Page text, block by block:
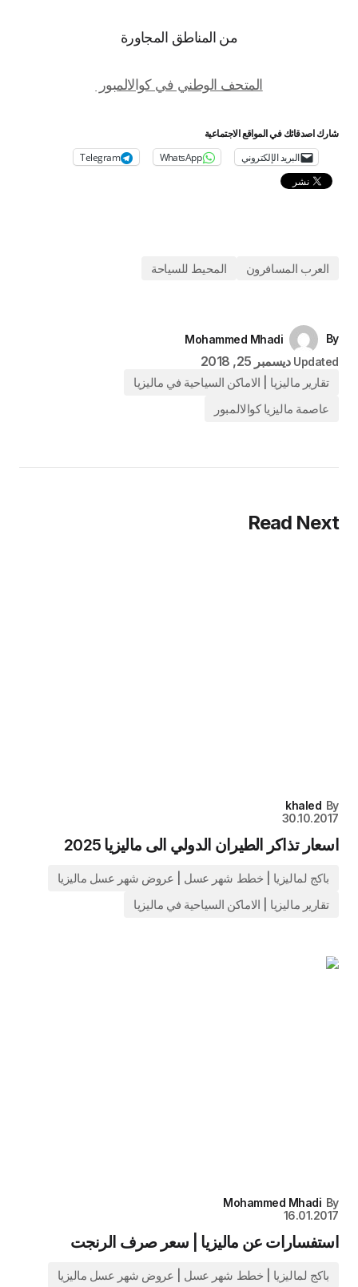
من المناطق المجاورة
المتحف الوطني في كوالالمبور
شارك اصدقائك في المواقع الاجتماعية
البريد الإلكتروني WhatsApp
Telegram
العرب المسافرون المحيط للسياحة
By
Mohammed Mhadi
Updated ديسمبر 25, 2018
تقارير ماليزيا | الاماكن السياحية في ماليزيا
عاصمة ماليزيا كوالالمبور
Read Next
By
khaled
30.10.2017
اسعار تذاكر الطيران الدولي الى ماليزيا 2025
باكج لماليزيا | خطط شهر عسل | عروض شهر عسل ماليزيا
تقارير ماليزيا | الاماكن السياحية في ماليزيا
By
Mohammed Mhadi
16.01.2017
استفسارات عن ماليزيا | سعر صرف الرنجت
باكج لماليزيا | خطط شهر عسل | عروض شهر عسل ماليزيا